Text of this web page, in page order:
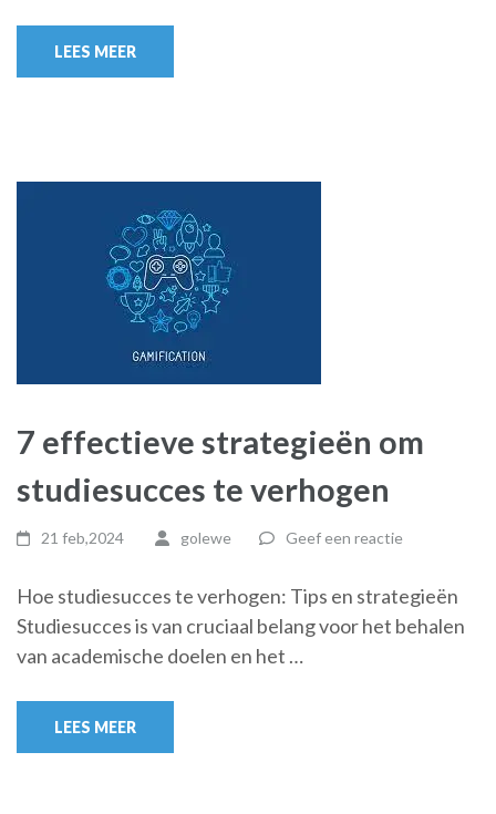
LEES MEER
7 effectieve strategieën om
studiesucces te verhogen
21 feb,2024 golewe Geef een reactie
Hoe studiesucces te verhogen: Tips en strategieën
Studiesucces is van cruciaal belang voor het behalen
van academische doelen en het …
LEES MEER